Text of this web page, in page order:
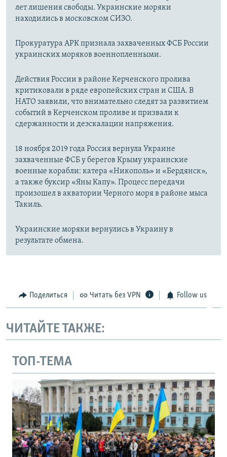
лет лишения свободы. Украинские моряки
находились в московском СИЗО.
Прокуратура АРК признала захваченных ФСБ России
украинских моряков военнопленными.
Действия России в районе Керченского пролива
критиковали в ряде европейских стран и США. В
НАТО заявили, что внимательно следят за развитием
событий в Керченском проливе и призвали к
сдержанности и деэскалации напряжения.
18 ноября 2019 года Россия вернула Украине
захваченные ФСБ у берегов Крыму украинские
военные корабли: катера «Никополь» и «Бердянск»,
а также буксир «Яны Капу». Процесс передачи
произошел в акватории Черного моря в районе мыса
Такиль.
Украинские моряки вернулись в Украину в
результате обмена.
Поделиться Читать без VPN Follow us
ЧИТАЙТЕ ТАКЖЕ:
ТОП-ТЕМА